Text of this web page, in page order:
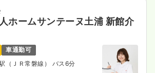
一時募集休止
ホームサンテーヌ土浦 新館介
車通勤可
（ＪＲ常磐線） バス6分